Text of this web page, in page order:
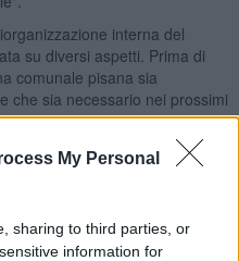
My Personal
sharing to third parties, or
information for
interna del
su diversi aspetti. Prima di
comunale pisana sia
e che sia necessario nei prossimi
Importantissimo sarà
formazione avrà un ruolo